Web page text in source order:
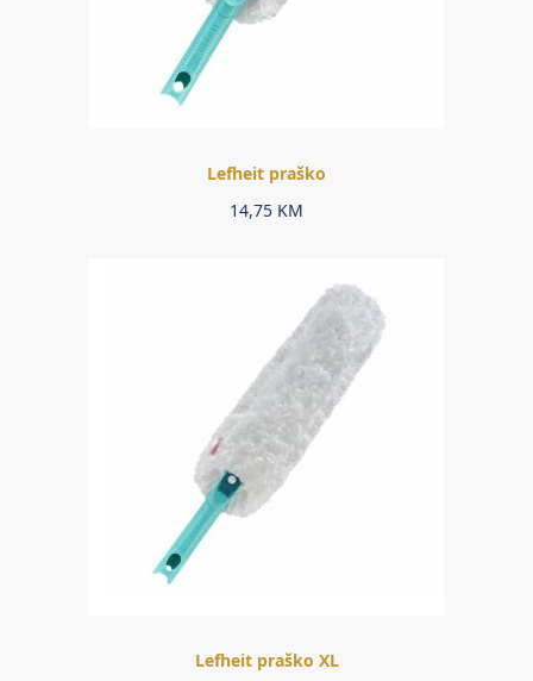
Lefheit praško
14,75 KM
Lefheit praško XL